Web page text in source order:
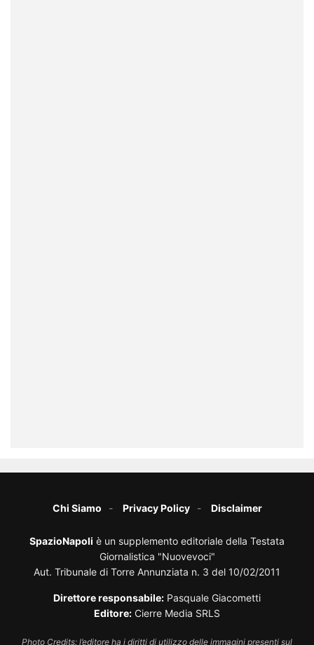
Chi Siamo Privacy Policy Disclaimer
SpazioNapoli è un supplemento editoriale della Testata
Giornalistica "Nuovevoci"
Aut. Tribunale di Torre Annunziata n. 3 del 10/02/2011
Direttore responsabile: Pasquale Giacometti
Editore: Cierre Media SRLS
Photo Credits: l’editore ha i diritti di utilizzo delle immagini presenti sul